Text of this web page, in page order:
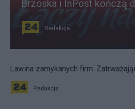
Brzoska i InPost kończą
Redakcja
Lawina zamykanych firm.
Redakcja